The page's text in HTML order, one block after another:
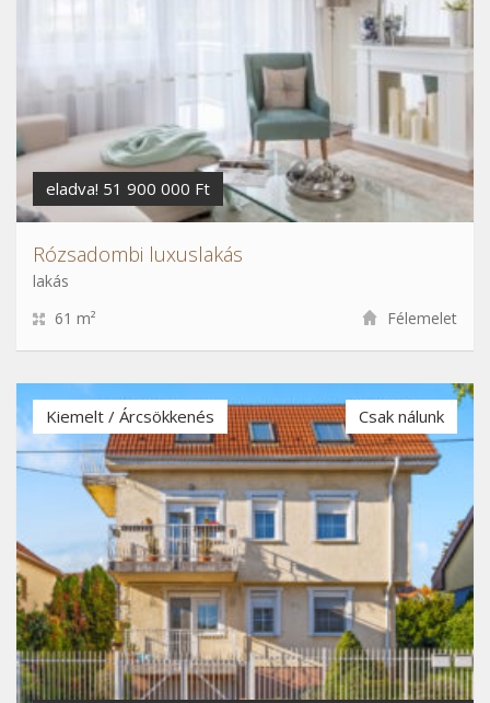
eladva! 51 900 000 Ft
Rózsadombi luxuslakás
lakás
61 m²
Félemelet
Kiemelt / Árcsökkenés Csak nálunk